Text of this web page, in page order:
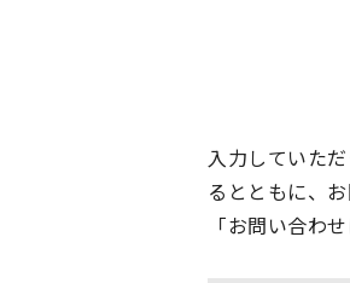
入力していた
るとともに、
「お問い合わ